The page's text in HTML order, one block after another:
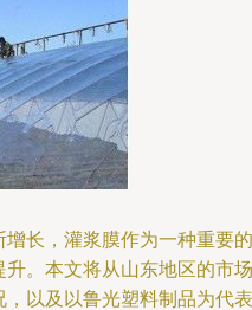
长，灌浆膜作为一种重要的
。本文将从山东地区的市场
以及以鲁光塑料制品为代表